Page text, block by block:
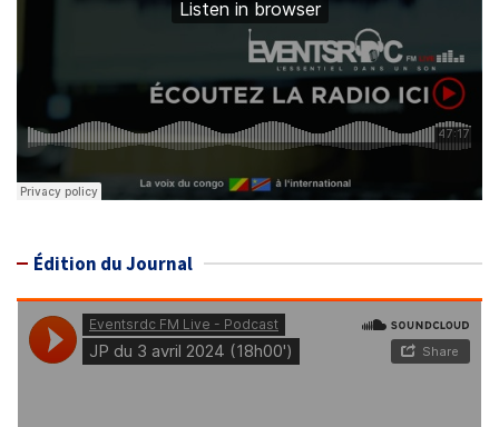
Édition du Journal